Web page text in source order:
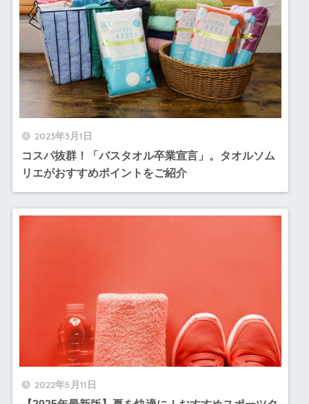
2023年3月1日
コスパ抜群！「バスタオル卒業宣言」。タオルソム
リエがおすすめポイントをご紹介
2022年5月11日